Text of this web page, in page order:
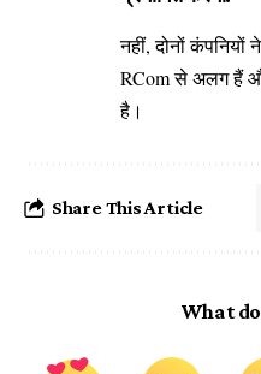
नहीं, दोनों कंपनियों
RCom से अलग हैं और
है।
Share This Article
What